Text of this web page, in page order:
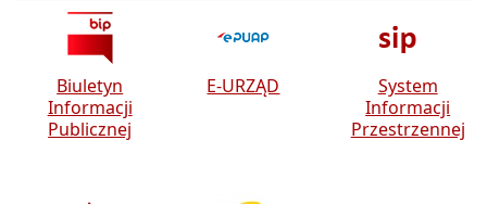
Biuletyn
Informacji
Publicznej
E-URZĄD
System
Informacji
Przestrzennej